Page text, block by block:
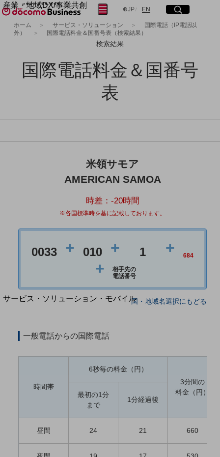
産業・地域DX/事業共創
OPEN HUB for Plural Futures
自律・分散・協調型社会の実現を目指し、
「社会可能性」を探究・実装する事業共創エコシステムです。
イベント/ウェビナー
記事コンテンツ
プレイヤー(カタリスト/パートナー企業)
Smart Education
地域社会を支える皆さまと地域課題の解決や
自治体・地域社会との共創
LGPF(Local Government Platform)
サービス・ソリューション・モバイル
サービス・ソリューションをご紹介
カテゴリーで探すTOP
クラウド・データセンター
電話・映像コミュニケーション
セキュリティ
JP日本語
EN Englishサイト内検索
開く
メニュー
開く
フリーワードを入力して探す
フリーワードでNTTドコモビジネスの
検索する
ホーム サービス・ソリューション
国際電話（IP電話以
外）
国際電話料金＆国番号表（検索結果）
検索結果
国際電話料金＆国番号
表
米領サモア
AMERICAN SAMOA
時差： -20時間
※各国標準時を基に記載しております。
0033 + 010 + 1 + 684
+
相手先の
電話番号
国・地域名選択にもどる
一般電話からの国際電話
時間帯
6秒毎の料金（円）
3分間の
料金（円）
最初の1分
まで
1分経過後
昼間 24 21 660